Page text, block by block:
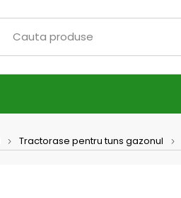
Tractorase pentru tuns gazonul